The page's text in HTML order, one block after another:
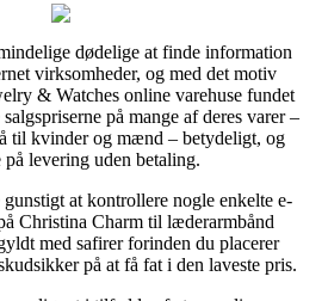
dødelige at finde information
virksomheder, og med det motiv
& Watches online varehuse fundet
på mange af deres varer –
til kvinder og mænd – betydeligt, og
levering uden betaling.
at kontrollere nogle enkelte e-
Christina Charm til læderarmbånd
med safirer forinden du placerer
på at få fat i den laveste pris.